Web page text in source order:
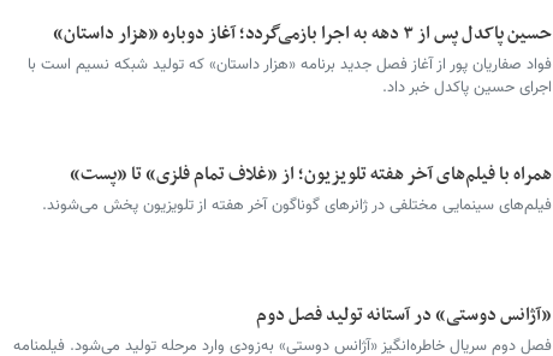
حسین پاکدل پس از ۳ دهه به اجرا بازمی‌گردد؛ آغاز دوباره «هزار داستان»
فواد صفاریان پور از آغاز فصل جدید برنامه «هزار داستان» که تولید شبکه نسیم است با
اجرای حسین پاکدل خبر داد.
همراه با فیلم‌های آخر هفته تلویزیون؛ از «غلاف تمام فلزی» تا «پست»
فیلم‌های سینمایی مختلفی در ژانرهای گوناگون آخر هفته از تلویزیون پخش می‌شوند.
«آژانس دوستی» در آستانه تولید فصل دوم
فصل دوم سریال خاطره‌انگیز «آژانس دوستی» به‌زودی وارد مرحله تولید می‌شود. فیلمنامه